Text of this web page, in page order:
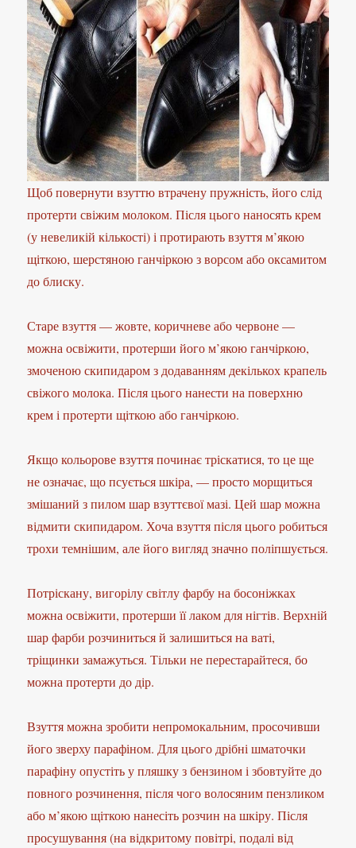
Щоб повернути взуттю втрачену пружність, його слід
протерти свіжим молоком. Після цього наносять крем
(у невеликій кількості) і протирають взуття м’якою
щіткою, шерстяною ганчіркою з ворсом або оксамитом
до блиску.
Старе взуття — жовте, коричневе або червоне —
можна освіжити, протерши його м’якою ганчіркою,
змоченою скипидаром з додаванням декількох крапель
свіжого молока. Після цього нанести на поверхню
крем і протерти щіткою або ганчіркою.
Якщо кольорове взуття починає тріскатися, то це ще
не означає, що псується шкіра, — просто морщиться
змішаний з пилом шар взуттєвої мазі. Цей шар можна
відмити скипидаром. Хоча взуття після цього робиться
трохи темнішим, але його вигляд значно поліпшується.
Потріскану, вигорілу світлу фарбу на босоніжках
можна освіжити, протерши її лаком для нігтів. Верхній
шар фарби розчиниться й залишиться на ваті,
тріщинки замажуться. Тільки не перестарайтеся, бо
можна протерти до дір.
Взуття можна зробити непромокальним, просочивши
його зверху парафіном. Для цього дрібні шматочки
парафіну опустіть у пляшку з бензином і збовтуйте до
повного розчинення, після чого волосяним пензликом
або м’якою щіткою нанесіть розчин на шкіру. Після
просушування (на відкритому повітрі, подалі від